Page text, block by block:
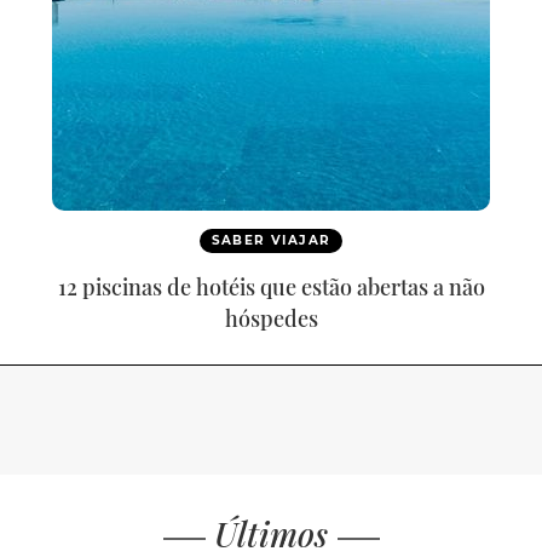
SABER VIAJAR
12 piscinas de hotéis que estão abertas a não
hóspedes
Últimos